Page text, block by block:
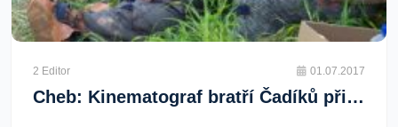
2 Editor 01.07.2017
Cheb: Kinematograf bratří Čadíků přijede příští týden